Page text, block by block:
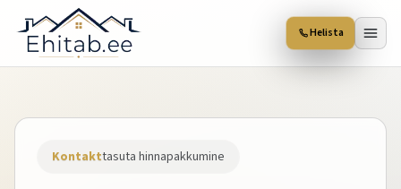
Helista
Kontakttasuta hinnapakkumine